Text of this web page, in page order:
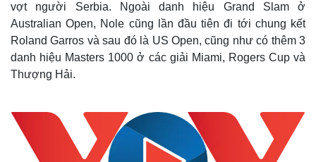
vợt người Serbia. Ngoài danh hiệu Grand Slam ở
Australian Open, Nole cũng lần đầu tiên đi tới chung kết
Roland Garros và sau đó là US Open, cũng như có thêm 3
danh hiệu Masters 1000 ở các giải Miami, Rogers Cup và
Thượng Hải.